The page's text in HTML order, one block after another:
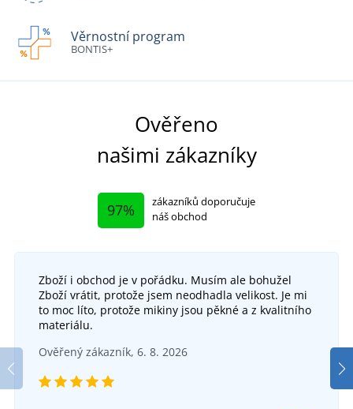
Věrnostní program
BONTIS+
Ověřeno
našimi zákazníky
97%
zákazníků doporučuje
náš obchod
Zboží i obchod je v pořádku. Musím ale bohužel
Zboží vrátit, protože jsem neodhadla velikost. Je mi
to moc líto, protože mikiny jsou pěkné a z kvalitního
materiálu.
Ověřený zákazník, 6. 8. 2026